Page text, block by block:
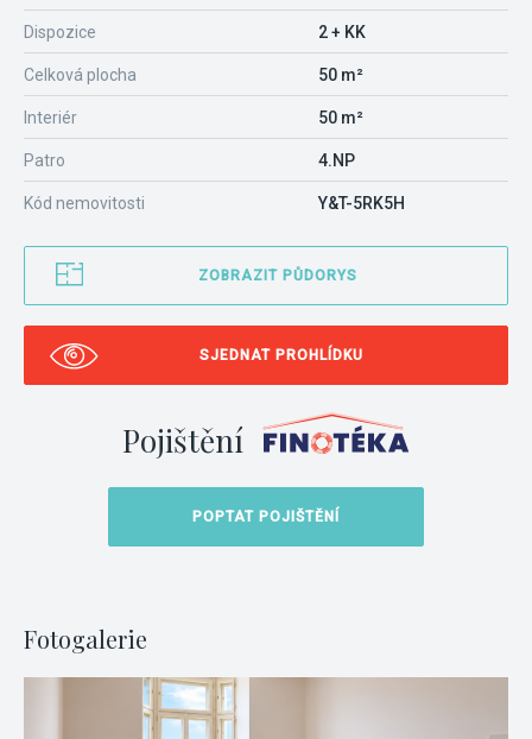
Dispozice 2 + KK
Celková plocha 50 m²
Interiér 50 m²
Patro 4.NP
Kód nemovitosti Y&T-5RK5H
ZOBRAZIT PŮDORYS
SJEDNAT PROHLÍDKU
Pojištění
POPTAT POJIŠTĚNÍ
Fotogalerie